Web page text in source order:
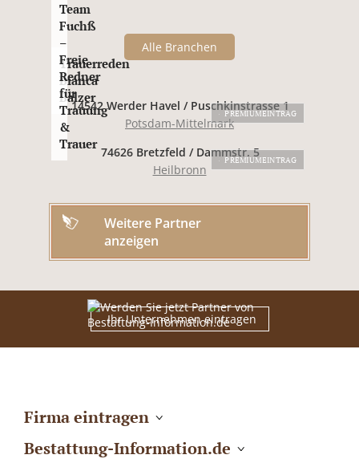
Alle Branchen
PREMIUMEINTRAG
Trauerreden
Bianca
Balzer
14542 Werder Havel / Puschkinstrasse 1
Potsdam-Mittelmark
PREMIUMEINTRAG
Team
Fuchß
–
Freie
Redner
für
Trauung
&
Trauer
74626 Bretzfeld / Dammstr. 5
Heilbronn
Weitere Partner
anzeigen
Ihr Unternehmen eintragen
Firma eintragen
Bestattung-Information.de